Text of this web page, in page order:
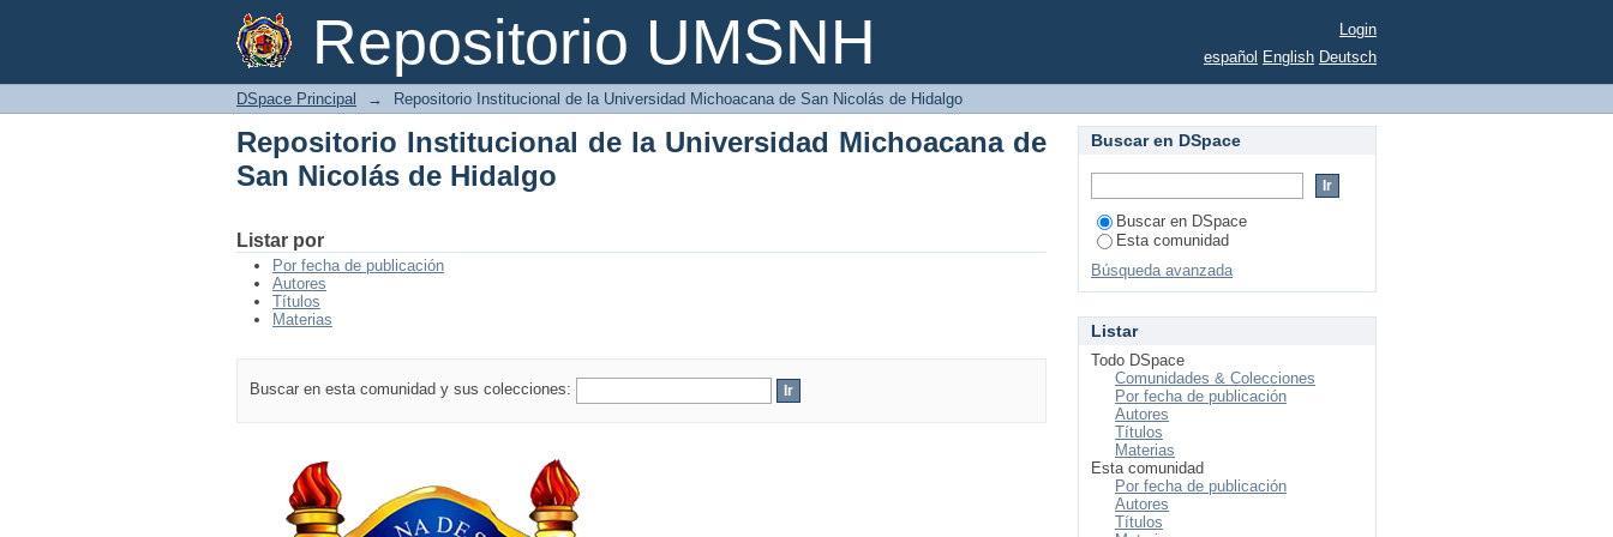
Repositorio UMSNH
Repositorio Institucional de la Universidad Michoacana de San Nicolás de Hidalgo
Login
español English Deutsch
DSpace Principal → Repositorio Institucional de la Universidad Michoacana de San Nicolás de Hidalgo
Repositorio Institucional de la Universidad Michoacana de
San Nicolás de Hidalgo
Listar por
Por fecha de publicación
Autores
Títulos
Materias
Buscar en esta comunidad y sus colecciones:
Buscar en DSpace
Buscar en DSpace
Esta comunidad
Búsqueda avanzada
Listar
Todo DSpace
Comunidades & Colecciones
Por fecha de publicación
Autores
Títulos
Materias
Esta comunidad
Por fecha de publicación
Autores
Títulos